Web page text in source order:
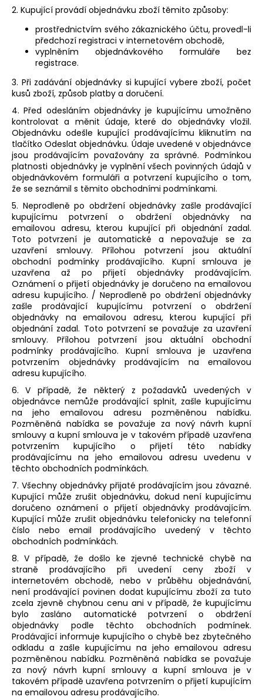
2. Kupující provádí objednávku zboží těmito způsoby:
prostřednictvím svého zákaznického účtu, provedl-li
předchozí registraci v internetovém obchodě,
vyplněním objednávkového formuláře bez
registrace.
3. Při zadávání objednávky si kupující vybere zboží, počet
kusů zboží, způsob platby a doručení.
4. Před odesláním objednávky je kupujícímu umožněno
kontrolovat a měnit údaje, které do objednávky vložil.
Objednávku odešle kupující prodávajícímu kliknutím na
tlačítko Odeslat objednávku. Údaje uvedené v objednávce
jsou prodávajícím považovány za správné. Podmínkou
platnosti objednávky je vyplnění všech povinných údajů v
objednávkovém formuláři a potvrzení kupujícího o tom,
že se seznámil s těmito obchodními podmínkami.
5. Neprodleně po obdržení objednávky zašle prodávající
kupujícímu potvrzení o obdržení objednávky na
emailovou adresu, kterou kupující při objednání zadal.
Toto potvrzení je automatické a nepovažuje se za
uzavření smlouvy. Přílohou potvrzení jsou aktuální
obchodní podmínky prodávajícího. Kupní smlouva je
uzavřena až po přijetí objednávky prodávajícím.
Oznámení o přijetí objednávky je doručeno na emailovou
adresu kupujícího. / Neprodleně po obdržení objednávky
zašle prodávající kupujícímu potvrzení o obdržení
objednávky na emailovou adresu, kterou kupující při
objednání zadal. Toto potvrzení se považuje za uzavření
smlouvy. Přílohou potvrzení jsou aktuální obchodní
podmínky prodávajícího. Kupní smlouva je uzavřena
potvrzením objednávky prodávajícím na emailovou
adresu kupujícího.
6. V případě, že některý z požadavků uvedených v
objednávce nemůže prodávající splnit, zašle kupujícímu
na jeho emailovou adresu pozměněnou nabídku.
Pozměněná nabídka se považuje za nový návrh kupní
smlouvy a kupní smlouva je v takovém případě uzavřena
potvrzením kupujícího o přijetí této nabídky
prodávajícímu na jeho emailovou adresu uvedenu v
těchto obchodních podmínkách.
7. Všechny objednávky přijaté prodávajícím jsou závazné.
Kupující může zrušit objednávku, dokud není kupujícímu
doručeno oznámení o přijetí objednávky prodávajícím.
Kupující může zrušit objednávku telefonicky na telefonní
číslo nebo email prodávajícího uvedený v těchto
obchodních podmínkách.
8. V případě, že došlo ke zjevné technické chybě na
straně prodávajícího při uvedení ceny zboží v
internetovém obchodě, nebo v průběhu objednávání,
není prodávající povinen dodat kupujícímu zboží za tuto
zcela zjevně chybnou cenu ani v případě, že kupujícímu
bylo zasláno automatické potvrzení o obdržení
objednávky podle těchto obchodních podmínek.
Prodávající informuje kupujícího o chybě bez zbytečného
odkladu a zašle kupujícímu na jeho emailovou adresu
pozměněnou nabídku. Pozměněná nabídka se považuje
za nový návrh kupní smlouvy a kupní smlouva je v
takovém případě uzavřena potvrzením o přijetí kupujícím
na emailovou adresu prodávajícího.